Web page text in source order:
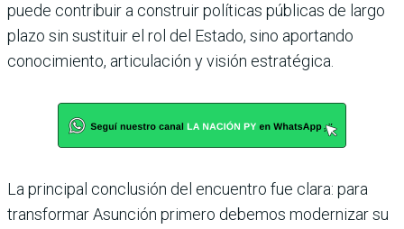
puede contribuir a construir políticas públicas de largo
plazo sin sustituir el rol del Estado, sino aportando
conocimiento, articulación y visión estratégica.
La principal conclusión del encuentro fue clara: para
transformar Asunción primero debemos modernizar su